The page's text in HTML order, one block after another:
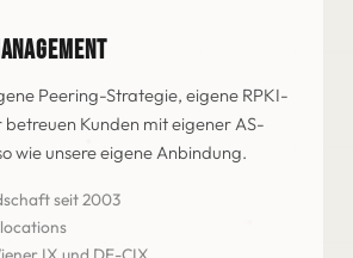
Peering-Strategie, eigene RPKI-
Kunden mit eigener AS-
wie unsere eigene Anbindung.
seit 2003